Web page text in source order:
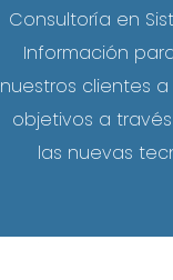
Consultoría en
Información
nuestros clientes
objetivos a
las nuevas